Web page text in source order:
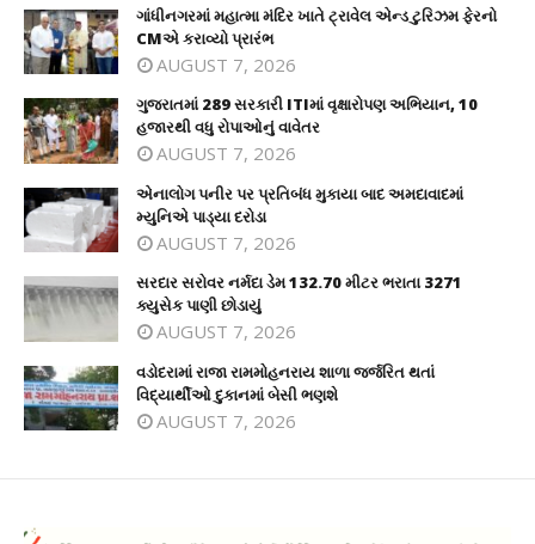
ગાંધીનગરમાં મહાત્મા મંદિર ખાતે ટ્રાવેલ એન્ડ ટુરિઝમ ફેરનો
CMએ કરાવ્યો પ્રારંભ
AUGUST 7, 2026
ગુજરાતમાં 289 સરકારી ITIમાં વૃક્ષારોપણ અભિયાન, 10
હજારથી વધુ રોપાઓનું વાવેતર
AUGUST 7, 2026
એનાલોગ પનીર પર પ્રતિબંધ મુકાયા બાદ અમદાવાદમાં
મ્યુનિએ પાડ્યા દરોડા
AUGUST 7, 2026
સરદાર સરોવર નર્મદા ડેમ 132.70 મીટર ભરાતા 3271
ક્યુસેક પાણી છોડાયું
AUGUST 7, 2026
વડોદરામાં રાજા રામમોહનરાય શાળા જર્જરિત થતાં
વિદ્યાર્થીઓ દુકાનમાં બેસી ભણશે
AUGUST 7, 2026